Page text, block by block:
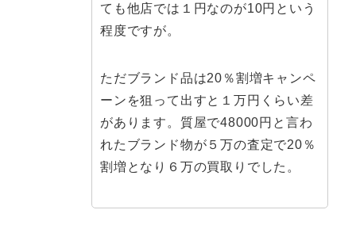
ても他店では１円なのが10円という
程度ですが。
ただブランド品は20％割増キャンペ
ーンを狙って出すと１万円くらい差
があります。質屋で48000円と言わ
れたブランド物が５万の査定で20％
割増となり６万の買取りでした。